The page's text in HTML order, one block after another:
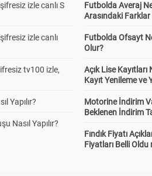
izle canlı S
izle canlı
tv100 izle,
Yapılır?
Nasıl Yapılır?
Futbolda Averaj
Arasındaki Farklar
Futbolda Ofsayt
Olur?
Açık Lise
Kayıt Yenileme ve
Motorine İndirim
Beklenen İndirim
Fındık Fiyatı
Fiyatları Belli Oldu